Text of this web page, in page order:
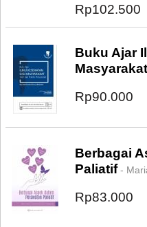
Rp102.500
Buku Ajar
Masyarakat
Rp90.000
Berbagai
Paliatif-
Rp83.000